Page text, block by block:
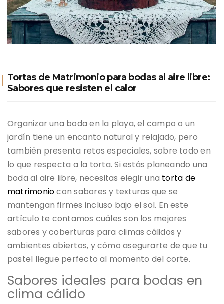
Tortas de Matrimonio para bodas al aire libre:
Sabores que resisten el calor
Organizar una boda en la playa, el campo o un
jardín tiene un encanto natural y relajado, pero
también presenta retos especiales, sobre todo en
lo que respecta a la torta. Si estás planeando una
boda al aire libre, necesitas elegir una torta de
matrimoniocon sabores y texturas que se
mantengan firmes incluso bajo el sol. En este
artículo te contamos cuáles son los mejores
sabores y coberturas para climas cálidos y
ambientes abiertos, y cómo asegurarte de que tu
pastel llegue perfecto al momento del corte.
Sabores ideales para bodas en
clima cálido